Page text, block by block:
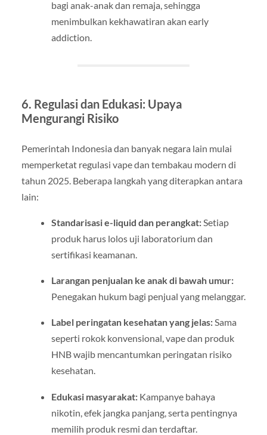
bagi anak-anak dan remaja, sehingga
menimbulkan kekhawatiran akan early
addiction.
6. Regulasi dan Edukasi: Upaya
Mengurangi Risiko
Pemerintah Indonesia dan banyak negara lain mulai
memperketat regulasi vape dan tembakau modern di
tahun 2025. Beberapa langkah yang diterapkan antara
lain:
Standarisasi e-liquid dan perangkat:Setiap
produk harus lolos uji laboratorium dan
sertifikasi keamanan.
Larangan penjualan ke anak di bawah umur:
Penegakan hukum bagi penjual yang melanggar.
Label peringatan kesehatan yang jelas:Sama
seperti rokok konvensional, vape dan produk
HNB wajib mencantumkan peringatan risiko
kesehatan.
Edukasi masyarakat:Kampanye bahaya
nikotin, efek jangka panjang, serta pentingnya
memilih produk resmi dan terdaftar.